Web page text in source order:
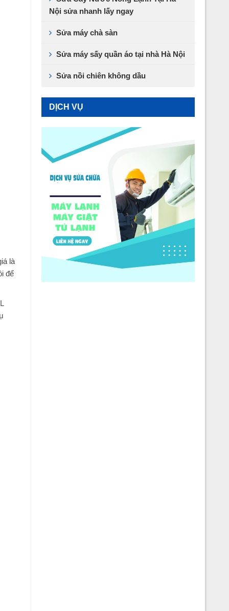
Nội sửa nhanh lấy ngay
Sửa máy chà sàn
Sửa máy sấy quần áo tại nhà Hà Nội
Sửa nồi chiên không dầu
DỊCH VỤ
là
để